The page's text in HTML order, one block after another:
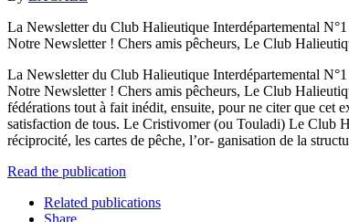
La Newsletter du Club Halieutique Interdépartemental
Notre Newsletter ! Chers amis pêcheurs, Le Club
La Newsletter du Club Halieutique Interdépartemental
Notre Newsletter ! Chers amis pêcheurs, Le Club
fédérations tout à fait inédit, ensuite, pour ne citer que cet
satisfaction de tous. Le Cristivomer (ou Touladi) Le Club
réciprocité, les cartes de pêche, l’or- ganisation de la
Read the publication
Related publications
Share